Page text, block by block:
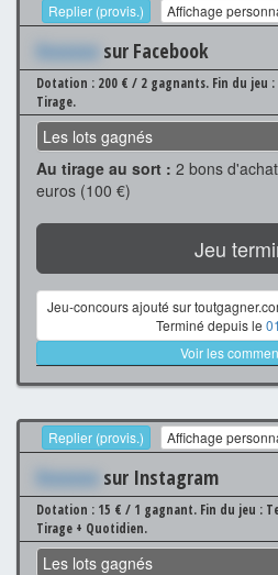
Replier (provis.) Affichage
Xxxxxxx sur Facebook
Dotation : 200 € / 2 gagnants. Fin du jeu
Tirage.
Les lots gagnés
Au tirage au sort : 2 bons
euros (100 €)
Jeu
Jeu-concours ajouté sur
Terminé depuis le
Voir les
Replier (provis.) Affichage
Xxxxxxx sur Instagram
Dotation : 15 € / 1 gagnant. Fin du jeu :
Tirage + Quotidien.
Les lots gagnés